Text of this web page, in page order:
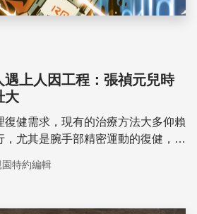
上人因工程：張禎元兒時
大
復健需求，現有的治療方法大多仰賴
尤其是腕手部精密運動的復健，缺
授張禎元與合作團隊設計出各手指關
重獲新生。
特約編輯